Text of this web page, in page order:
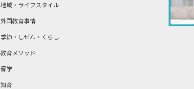
地域・ライフスタイル
外国教育事情
季節・しぜん・くらし
教育メソッド
留学
知育